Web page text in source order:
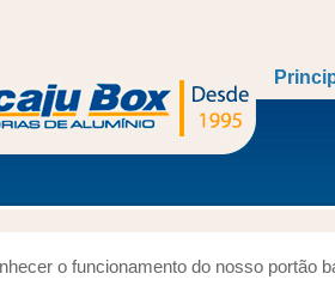
o funcionamento do nosso portão